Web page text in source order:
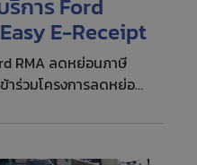
การ Ford
E-Receipt
RMA ลดหย่อนภาษี
าร่วมโครงการลดหย่อน
และศูนย์บริการ ฟอร์ด